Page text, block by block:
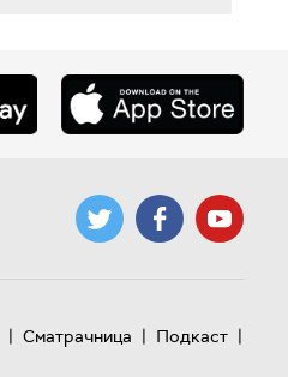
| Сматрачница | Подкаст |